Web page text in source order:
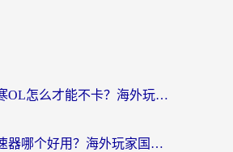
澳洲打逆水寒OL怎么才能不卡？海外玩家国服游戏加速终极指南（附梦幻模拟战地铁跑酷解决办法）
艾希国外加速器哪个好用？海外玩家国服游戏畅玩终极指南（附欧洲玩鸣潮街头篮球实测）